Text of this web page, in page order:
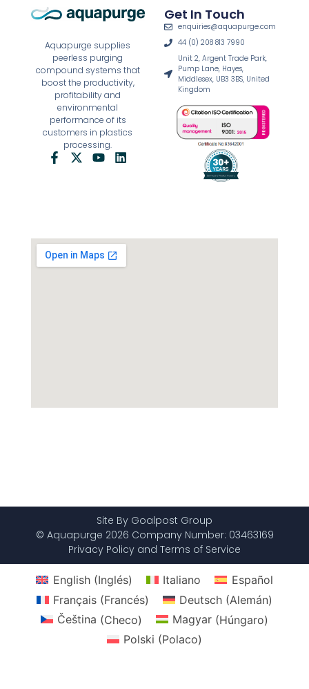
Aquapurge supplies
peerless purging
compound systems that
boost the productivity,
profitability and
environmental
performance of its
customers in plastics
processing.
Get In Touch
enquiries@aquapurge.com
44 (0) 208 813 7990
Unit 2, Argent Trade Park,
Pump Lane, Hayes,
Middlesex, UB3 3BS, United
Kingdom
Site By Goalpost Group
© Aquapurge 2026 Company Number: 03463169
Privacy Policy and Terms of Service
English(Inglés) Italiano
Español
Français (Francés) Deutsch (Alemán)
Čeština (Checo) Magyar (Húngaro)
Polski (Polaco)